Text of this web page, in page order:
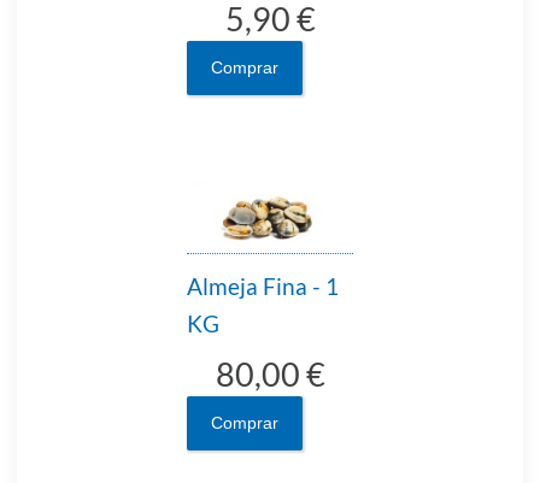
5,90 €
Comprar
Almeja Fina - 1
KG
80,00 €
Comprar